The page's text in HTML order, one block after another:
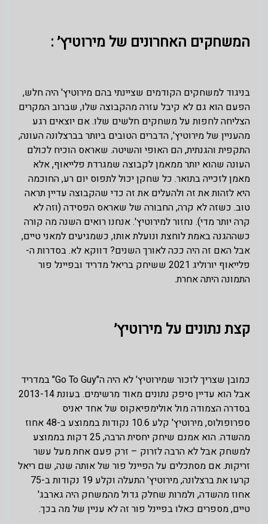
המשחקים האחרונים של מירוטיץ׳ :
בניגוד למשחקים הקודמים שציינתי בהם מירוטיץ' היה חלש,
הפעם הוא גם לא קיבל עזרה מהקבוצה שלו, שברוב המקרים
הצליחה לחפות על משחקים חלשים שלו. אם יוצאים רגע
מהעניין של מירוטיץ', הדברים הטובים ביותר בברצלונה העונה,
התקפית והגנתית, הם האופי והשיטה. שאראס הוכיח לכולם
העונה שהוא יותר ממאמן לקבוצה שמגרדת פלייאוף, אלא
מאמן לזכייה בתואר. כל שחקן יכול לתפוס יום רע, החוכמה
היא לזהות את זה ולהעלים את זה כדי שהקבוצה עדיין תראה
טוב. כשזה לא קרה, החבורה של שאראס הפסידה (וזה לא
קרה יותר מדי). נחזור למירוטיץ'. אנחנו רואים השנה מה קורה
כשההגנה באמת לוחצת ונועלת אותו, כשמגיעים למאני טיים,
אבל האם זה היה ככה לאורך השנים? דווקא לא. בסדרות ה-
פלייאוף יורוליג 2021 ששיחק בריאל מדריד ובפיינל פור
התמונה היתה אחרת.
קצת נתונים על מירוטיץ׳
כמובן שצריך לזכור שמירוטיץ' לא היה ה"Go To Guy" במדריד
אבל הוא עדיין סיפק נתונים מאוד מרשימים. בעונת 2013-14
בסדרה הצמודה מול אולימפיאקוס של אחד יאניס
ספרופולוס, מירוטיץ' קלע 10.6 נקודות בממוצע ב-48 אחוז
מהשדה. הוא אמנם שיחק יחסית הרבה, 25 דקות בממוצע
למשחק אבל לא הרבה לזרוק – זרק פעם אחת מעל עשר
זריקות. אם מסתכלים על הפיינל פור של אותה שנה, שם ריאל
קרעו את ברצלונה, מירוטיץ' התעלה וקלע 19 נקודות ב-75
אחוז מהשדה, ולמרות שחלק גדול מהמשחק היה גארבג'
טיים, מספרים כאלו בפיינל פור זה לא עניין של מה בכך.